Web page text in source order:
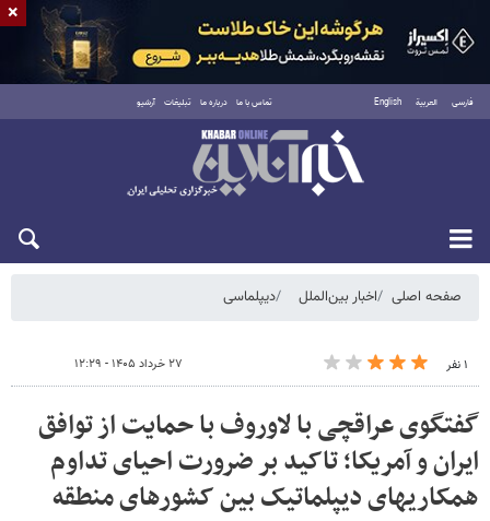
فارسی العربية English تماس با ما درباره ما تبلیغات آرشیو
شنبه ۱۷ مرداد ۱۴۰۵
صفحه اصلی اخبار بین‌الملل دیپلماسی
۱ نفر ۲۷ خرداد ۱۴۰۵ - ۱۲:۲۹
گفتگوی عراقچی با لاوروف با حمایت از توافق
ایران و آمریکا؛ تاکید بر ضرورت احیای تداوم
همکاری‎های دیپلماتیک بین کشورهای منطقه
×